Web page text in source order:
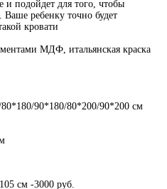
и подойдет для того, чтобы
Ваше ребенку точно будет
кровати
МДФ, итальянская краска
90*180/80*200/90*200 см
см -3000 руб.